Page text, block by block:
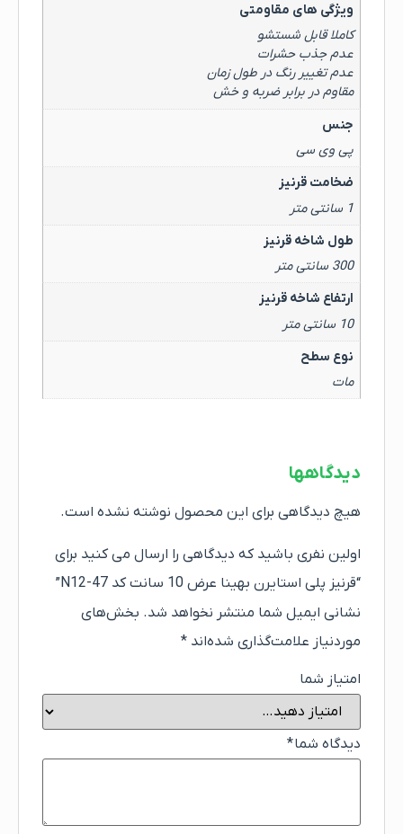
ویژگی های مقاومتی
کاملا قابل شستشو
عدم جذب حشرات
عدم تغییر رنگ در طول زمان
مقاوم در برابر ضربه و خش
جنس
پی وی سی
ضخامت قرنیز
1 سانتی متر
طول شاخه قرنیز
300 سانتی متر
ارتفاع شاخه قرنیز
10 سانتی متر
نوع سطح
مات
دیدگاهها
هیچ دیدگاهی برای این محصول نوشته نشده است.
اولین نفری باشید که دیدگاهی را ارسال می کنید برای
“قرنیز پلی استایرن بهینا عرض 10 سانت کد N12-47”
نشانی ایمیل شما منتشر نخواهد شد. بخش‌های
موردنیاز علامت‌گذاری شده‌اند *
امتیاز شما
دیدگاه شما*